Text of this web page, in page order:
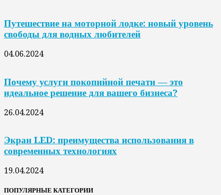
Путешествие на моторной лодке: новый уровень
свободы для водных любителей
04.06.2024
Почему услуги покопийной печати — это
идеальное решение для вашего бизнеса?
26.04.2024
Экран LED: преимущества использования в
современных технологиях
19.04.2024
ПОПУЛЯРНЫЕ КАТЕГОРИИ